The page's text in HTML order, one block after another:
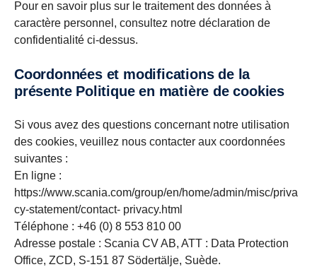
Pour en savoir plus sur le traitement des données à
caractère personnel, consultez notre déclaration de
confidentialité ci-dessus.
Coordonnées et modifications de la
présente Politique en matière de cookies
Si vous avez des questions concernant notre utilisation
des cookies, veuillez nous contacter aux coordonnées
suivantes :
En ligne :
https://www.scania.com/group/en/home/admin/misc/priva
cy-statement/contact- privacy.html
Téléphone : +46 (0) 8 553 810 00
Adresse postale : Scania CV AB, ATT : Data Protection
Office, ZCD, S-151 87 Södertälje, Suède.